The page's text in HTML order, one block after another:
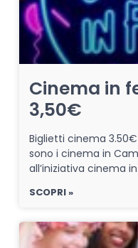
Cinema in
3,50€
Biglietti cinema
sono i cinema in
all’iniziativa cinema
SCOPRI »